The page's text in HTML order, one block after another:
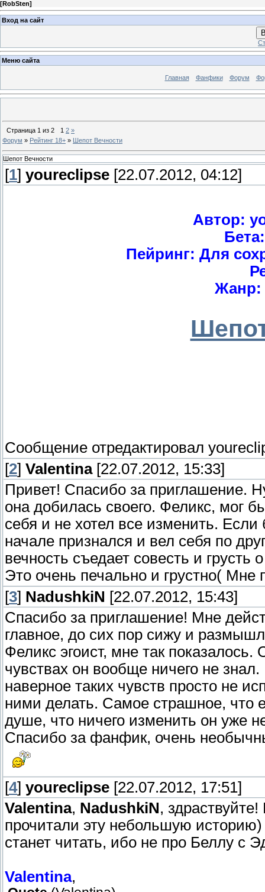
[RobSten]
Вход на сайт
Меню сайта
Главная Фанфики Форум
Страница 1 из 2 1 2 »
Форум » Рейтинг 18+ » Шепот Вечности
Шепот Вечности
[1] youreclipse [22.07.2012, 04:12]
Автор:
Пейринг: Для
Жанр:
Сообщение отредактировал
[2] Valentina[22.07.2012, 15:33]
Привет! Спасибо за приглашение.
она добилась своего. Феликс, мог
себя и не хотел все изменить.
начале признался и вел себя по
вечность съедает совесть и
Это очень печально и грустно( Мне
[3] NadushkiN [22.07.2012, 15:43]
Спасибо за приглашение! Мне
главное, до сих пор сижу и
Феликс эгоист, мне так
чувствах он вообще ничего не
наверное таких чувств просто не
ними делать. Самое страшное, что
душе, что ничего изменить он уже
Спасибо за фанфик, очень
[4] youreclipse [22.07.2012, 17:51]
Valentina, NadushkiN,
прочитали эту небольшую историю)
станет читать, ибо не про Беллу с
Valentina,